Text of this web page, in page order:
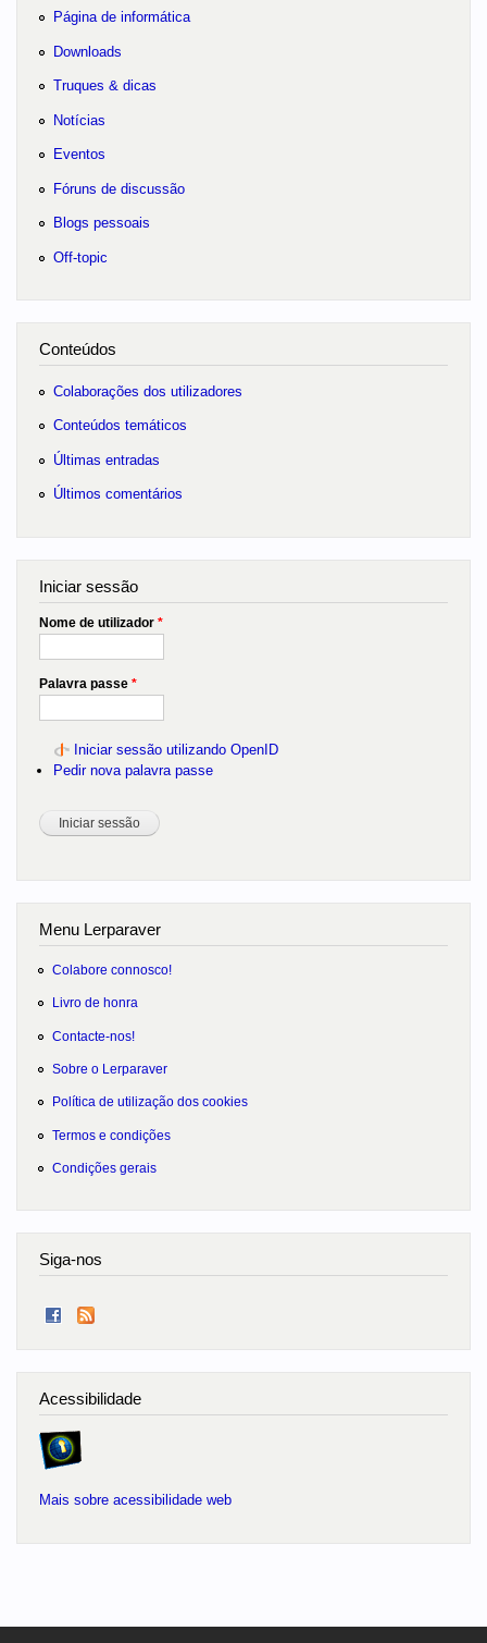
Página de informática
Downloads
Truques & dicas
Notícias
Eventos
Fóruns de discussão
Blogs pessoais
Off-topic
Conteúdos
Colaborações dos utilizadores
Conteúdos temáticos
Últimas entradas
Últimos comentários
Iniciar sessão
Nome de utilizador *
Palavra passe *
Iniciar sessão utilizando OpenID
Pedir nova palavra passe
Menu Lerparaver
Colabore connosco!
Livro de honra
Contacte-nos!
Sobre o Lerparaver
Política de utilização dos cookies
Termos e condições
Condições gerais
Siga-nos
Acessibilidade
Mais sobre acessibilidade web